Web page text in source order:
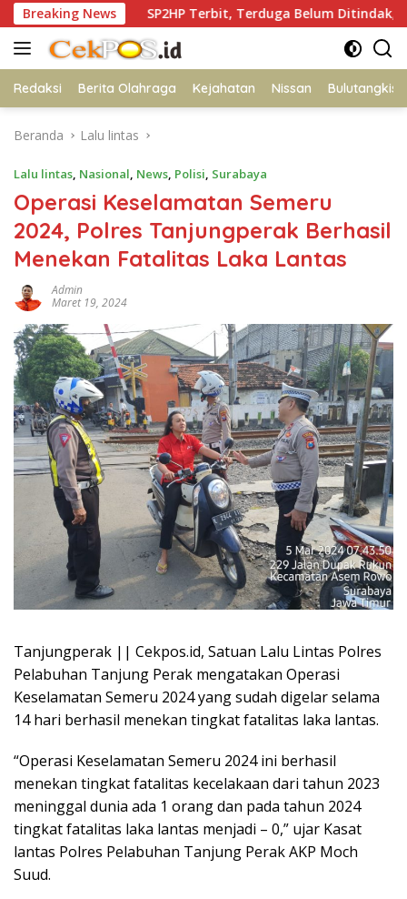
Langsung
ke
konten
Breaking News
SP2HP Terbit, Terduga Belum Ditindak, Ibu Korban
Redaksi Berita Olahraga Kejahatan Nissan Bulutangkis
Beranda Lalu lintas
Lalu lintas, Nasional, News, Polisi, Surabaya
Operasi Keselamatan Semeru
2024, Polres Tanjungperak Berhasil
Menekan Fatalitas Laka Lantas
Admin
Maret 19, 2024
Tanjungperak || Cekpos.id, Satuan Lalu Lintas Polres
Pelabuhan Tanjung Perak mengatakan Operasi
Keselamatan Semeru 2024 yang sudah digelar selama
14 hari berhasil menekan tingkat fatalitas laka lantas.
“Operasi Keselamatan Semeru 2024 ini berhasil
menekan tingkat fatalitas kecelakaan dari tahun 2023
meninggal dunia ada 1 orang dan pada tahun 2024
tingkat fatalitas laka lantas menjadi – 0,” ujar Kasat
lantas Polres Pelabuhan Tanjung Perak AKP Moch
Suud.